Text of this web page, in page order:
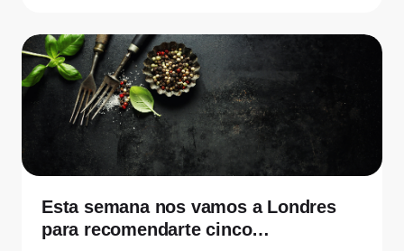
Esta semana nos vamos a Londres
para recomendarte cinco